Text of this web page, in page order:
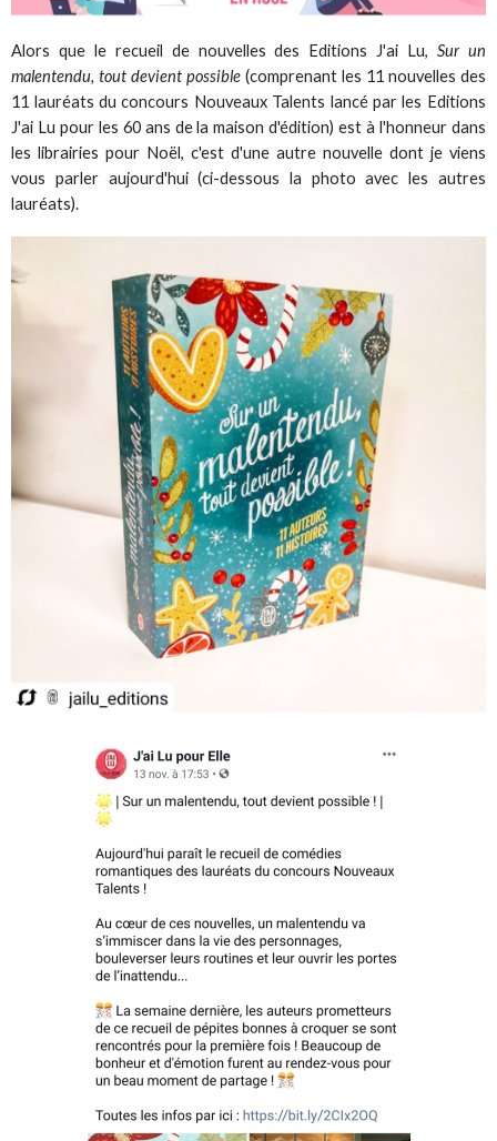
Alors que le recueil de nouvelles des Editions J'ai Lu, Sur un
malentendu, tout devient possible (comprenant les 11 nouvelles des
11 lauréats du concours Nouveaux Talents lancé par les Editions
J'ai Lu pour les 60 ans de la maison d'édition) est à l'honneur dans
les librairies pour Noël, c'est d'une autre nouvelle dont je viens
vous parler aujourd'hui (ci-dessous la photo avec les autres
lauréats).